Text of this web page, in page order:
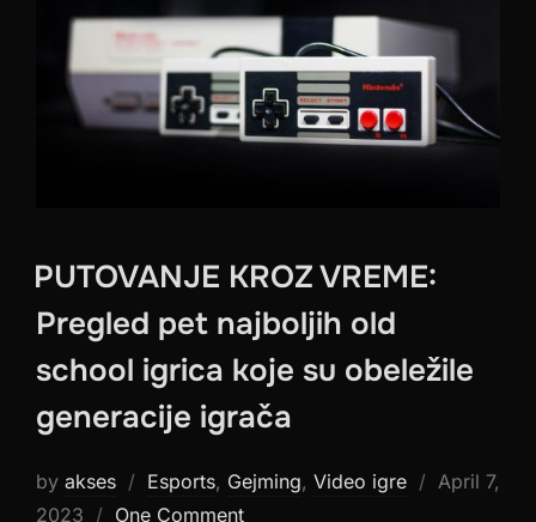
PUTOVANJE KROZ VREME:
Pregled pet najboljih old
school igrica koje su obeležile
generacije igrača
by akses Esports, Gejming, Video igre
Posted
April 7,
2023
One Comment